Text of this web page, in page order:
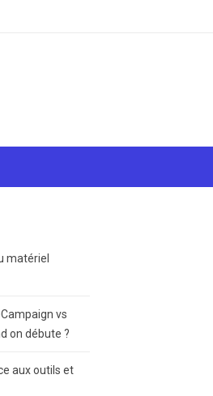
matériel
vs
on débute ?
aux outils et